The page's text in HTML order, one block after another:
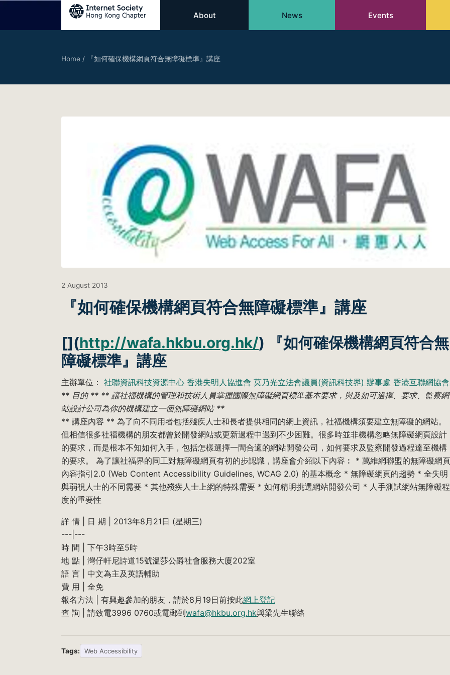
About News Events
Home / 『如何確保機構網頁符合無障礙標準』講座
2 August 2013
『如何確保機構網頁符合無障礙標準』講座
[](http://wafa.hkbu.org.hk/) 『如何確保機構網頁符合無
障礙標準』講座
主辦單位： 社聯資訊科技資源中心 香港失明人協進會 莫乃光立法會議員(資訊科技界) 辦事處 香港互聯網協會
** 目的 ** ** 讓社福機構的管理和技術人員掌握國際無障礙網頁標準基本要求，與及如可選擇、要求、監察網
站設計公司為你的機構建立一個無障礙網站 **
** 講座內容 ** 為了向不同用者包括殘疾人士和長者提供相同的網上資訊，社福機構須要建立無障礙的網站。
但相信很多社福機構的朋友都曾於開發網站或更新過程中遇到不少困難。很多時並非機構忽略無障礙網頁設計
的要求，而是根本不知如何入手，包括怎樣選擇一間合適的網站開發公司，如何要求及監察開發過程達至機構
的要求。 為了讓社福界的同工對無障礙網頁有初的步認識，講座會介紹以下內容︰ * 萬維網聯盟的無障礙網頁
內容指引2.0 (Web Content Accessibility Guidelines, WCAG 2.0) 的基本概念 * 無障礙網頁的趨勢 * 全失明
與弱視人士的不同需要 * 其他殘疾人士上網的特殊需要 * 如何精明挑選網站開發公司 * 人手測試網站無障礙程
度的重要性
詳 情 | 日 期 | 2013年8月21日 (星期三)
---|---
時 間 | 下午3時至5時
地 點 | 灣仔軒尼詩道15號溫莎公爵社會服務大廈202室
語 言 | 中文為主及英語輔助
費 用 | 全免
報名方法 | 有興趣參加的朋友，請於8月19日前按此網上登記
查 詢 | 請致電3996 0760或電郵到wafa@hkbu.org.hk與梁先生聯絡
Tags: Web Accessibility